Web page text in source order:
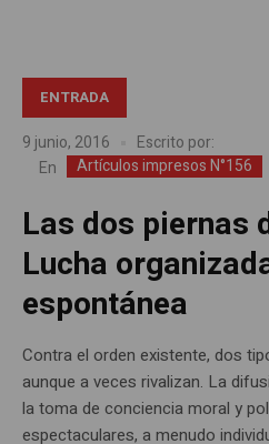
ENTRADA
9 junio, 2016
Escrito por:
En
Artículos impresos N°156
Las dos piernas
Lucha
espontánea
Contra el orden existente, dos
aunque a veces rivalizan. La
la toma de conciencia moral y
espectaculares, a menudo